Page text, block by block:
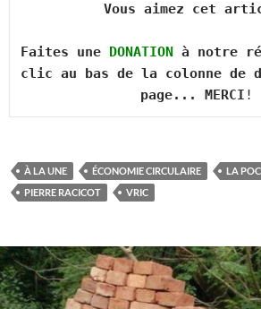
Vous aimez cet
Faites une DONATION à notre
clic au bas de la colonne de
page... MERCI
À LA UNE ÉCONOMIE CIRCULAIRE
LA
PIERRE RACICOT
VRIC